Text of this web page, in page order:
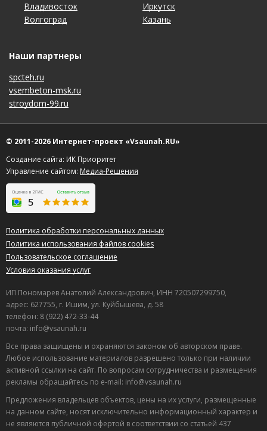
Владивосток
Волгоград
Иркутск
Казань
Краснодар
Красноярск
Нижний Новгород
Новосибирск
Пермь
Ростов-на-Дону
Саратов
Ставрополь
Тюмень
Ульяновск
Челябинск
Ярославль
Наши партнеры
spcteh.ru
vsembeton-msk.ru
stroydom-99.ru
© 2011-2026 Интернет-проект «Vsaunah.RU»
Создание сайта: ИК Приоритет
Управление сайтом: Медиа-Решения
Политика обработки персональных данных
Политика использования файлов cookies
Пользовательское соглашение
Условия оказания услуг
ИП Пономарев Анатолий Александрович, ИНН 720507299750,
адрес: 627755, г. Ишим, ул. Куйбышева, д. 58
телефон: 8 (922) 472-33-44
почта: info@vsaunah.ru
Все права защищены и охраняются законом об авторском праве.
Любое использование материалов разрешено только при наличии
активной ссылки на сайт. По вопросам сотрудничества и размещения
рекламы обращайтесь по e-mail: info@vsaunah.ru
Предложения владельцев объектов, цены на их услуги, размещенные
на данном сайте, носят исключительно информационный характер и
не являются публичной офертой в соответствии со статьей 437